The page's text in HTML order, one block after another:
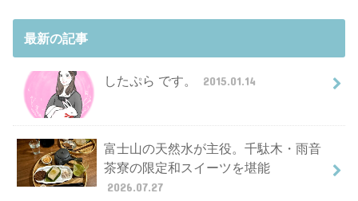
最新の記事
したぷら です。 2015.01.14
富士山の天然水が主役。千駄木・雨音
茶寮の限定和スイーツを堪能
2026.07.27